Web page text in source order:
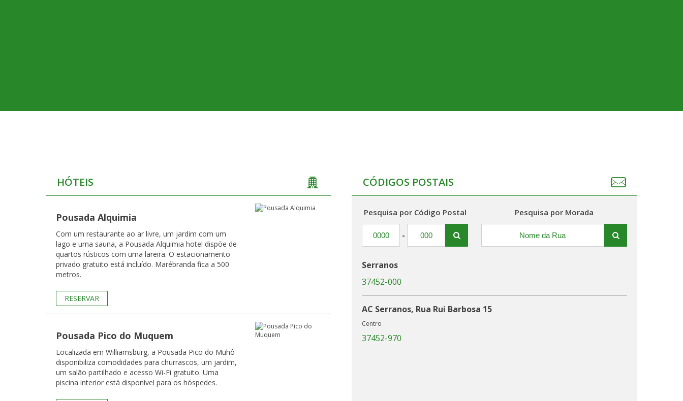
HÓTEIS
Pousada Alquimia
Com um restaurante ao ar livre, um jardim com um
lago e uma sauna, a Pousada Alquimia hotel dispõe de
quartos rústicos com uma lareira. O estacionamento
privado gratuito está incluído. Marébranda fica a 500
metros.
RESERVAR
Pousada Pico do Muquem
Localizada em Williamsburg, a Pousada Pico do Muhô
disponibiliza comodidades para churrascos, um jardim,
um salão partilhado e acesso Wi-Fi gratuito. Uma
piscina interior está disponível para os hóspedes.
CÓDIGOS POSTAIS
Pesquisa por Código Postal
-
Pesquisa por Morada
Serranos
37452-000
AC Serranos, Rua Rui Barbosa 15
Centro
37452-970